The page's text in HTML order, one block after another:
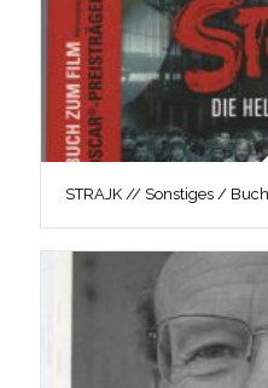
STRAJK // Sonstiges /